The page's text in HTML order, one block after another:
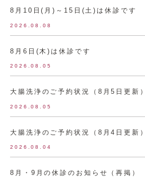
8月10日(月)～15日(土)は休診です
2026.08.08
8月6日(木)は休診です
2026.08.05
大腸洗浄のご予約状況（8月5日更新）
2026.08.05
大腸洗浄のご予約状況（8月4日更新）
2026.08.04
8月・9月の休診のお知らせ（再掲）